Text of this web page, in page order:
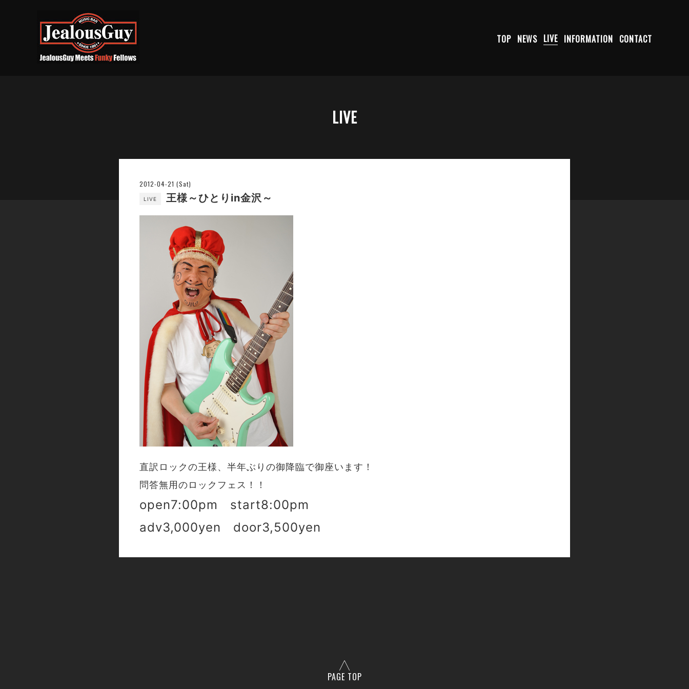
TOP NEWS LIVE INFORMATION CONTACT
LIVE
2012-04-21 (Sat)
LIVE 王様～ひとりin金沢～
直訳ロックの王様、半年ぶりの御降臨で御座います！
問答無用のロックフェス！！
open7:00pm start8:00pm
adv3,000yen door3,500yen
PAGE TOP